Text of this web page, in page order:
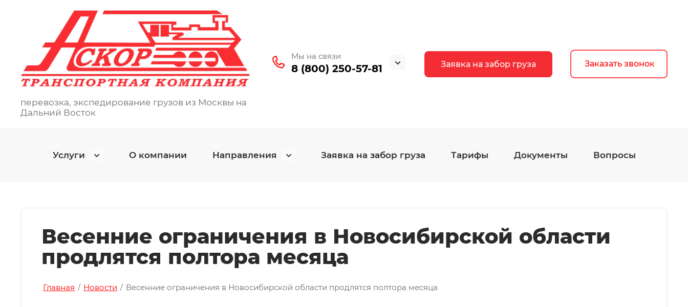
перевозка, экспедирование грузов из Москвы на
Дальний Восток
Мы на связи
8 (800) 250-57-81 Заявка на забор груза Заказать звонок
Услуги О компании Направления Заявка на забор груза Тарифы Документы Вопросы
Весенние ограничения в Новосибирской области
продлятся полтора месяца
Главная / Новости / Весенние ограничения в Новосибирской области продлятся полтора месяца